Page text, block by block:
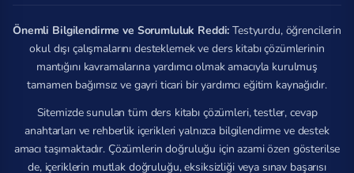
Önemli Bilgilendirme ve Sorumluluk Reddi: Testyurdu, öğrencilerin
okul dışı çalışmalarını desteklemek ve ders kitabı çözümlerinin
mantığını kavramalarına yardımcı olmak amacıyla kurulmuş
tamamen bağımsız ve gayri ticari bir yardımcı eğitim kaynağıdır.
Sitemizde sunulan tüm ders kitabı çözümleri, testler, cevap
anahtarları ve rehberlik içerikleri yalnızca bilgilendirme ve destek
amacı taşımaktadır. Çözümlerin doğruluğu için azami özen gösterilse
de, içeriklerin mutlak doğruluğu, eksiksizliği veya sınav başarısı